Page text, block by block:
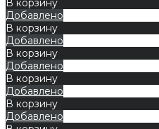
Добавлено
В корзину
Добавлено
В корзину
Добавлено
В корзину
Добавлено
В корзину
Добавлено